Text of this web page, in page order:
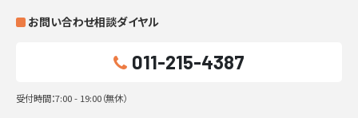
お問い合わせ相談ダイヤル
011-215-4387
受付時間：7:00 - 19:00（無休）